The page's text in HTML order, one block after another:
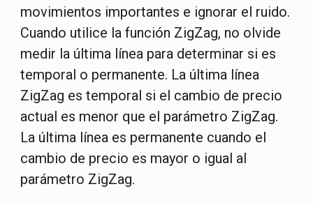
movimientos importantes e ignorar el ruido.
Cuando utilice la función ZigZag, no olvide
medir la última línea para determinar si es
temporal o permanente. La última línea
ZigZag es temporal si el cambio de precio
actual es menor que el parámetro ZigZag.
La última línea es permanente cuando el
cambio de precio es mayor o igual al
parámetro ZigZag.